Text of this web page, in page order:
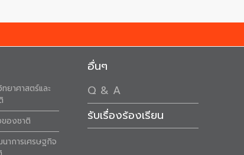
ยาศาสตร์และ
องชาติ
าการเศรษฐกิจ
อื่นๆ
Q & A
รับเรื่องร้องเรียน